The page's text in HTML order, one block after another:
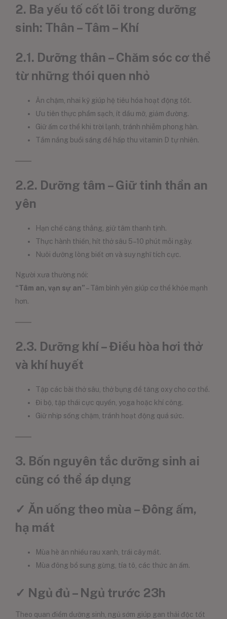
2. Ba yếu tố cốt lõi trong dưỡng
sinh: Thân – Tâm – Khí
2.1. Dưỡng thân – Chăm sóc cơ thể
từ những thói quen nhỏ
Ăn chậm, nhai kỹ giúp hệ tiêu hóa hoạt động tốt.
Ưu tiên thực phẩm sạch, ít dầu mỡ, giảm đường.
Giữ ấm cơ thể khi trời lạnh, tránh nhiễm phong hàn.
Tắm nắng buổi sáng để hấp thu vitamin D tự nhiên.
2.2. Dưỡng tâm – Giữ tinh thần an
yên
Hạn chế căng thẳng, giữ tâm thanh tịnh.
Thực hành thiền, hít thở sâu 5–10 phút mỗi ngày.
Nuôi dưỡng lòng biết ơn và suy nghĩ tích cực.
Người xưa thường nói:
“Tâm an, vạn sự an”– Tâm bình yên giúp cơ thể khỏe mạnh
hơn.
2.3. Dưỡng khí – Điều hòa hơi thở
và khí huyết
Tập các bài thở sâu, thở bụng để tăng oxy cho cơ thể.
Đi bộ, tập thái cực quyền, yoga hoặc khí công.
Giữ nhịp sống chậm, tránh hoạt động quá sức.
3. Bốn nguyên tắc dưỡng sinh ai
cũng có thể áp dụng
✓ Ăn uống theo mùa – Đông ấm,
hạ mát
Mùa hè ăn nhiều rau xanh, trái cây mát.
Mùa đông bổ sung gừng, tía tô, các thức ăn ấm.
✓ Ngủ đủ – Ngủ trước 23h
Theo quan điểm dưỡng sinh, ngủ sớm giúp gan thải độc tốt